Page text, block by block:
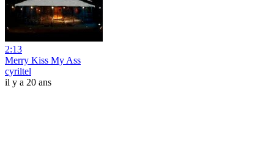
2:13
Merry Kiss My Ass
cyriltel
il y a 20 ans